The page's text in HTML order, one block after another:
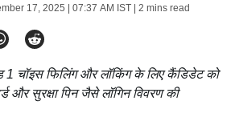
17, 2025 | 07:37 AM IST| 2 mins read
1 चॉइस फिलिंग और लॉकिंग के लिए कैंडिडेट को
और सुरक्षा पिन जैसे लॉगिन विवरण की